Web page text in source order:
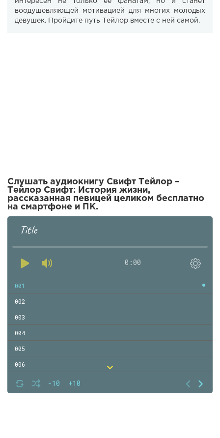
воодушевляющей мотивацией для многих молодых
девушек. Пройдите путь Тейлор вместе с ней самой.
Слушать аудиокнигу Свифт Тейлор –
Тейлор Свифт: История жизни,
рассказанная певицей целиком бесплатно
на смартфоне и ПК.
Title
0:00
-10 +10
001
002
003
004
005
006
007
008